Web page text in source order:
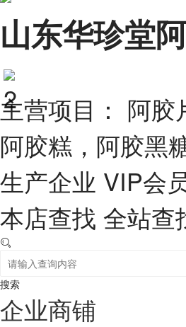
山东华珍堂
主营项目： 阿
阿胶糕，阿胶黑
生产企业 VIP会
本店查找 全站查
搜索
企业商铺